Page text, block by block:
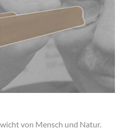
von Mensch und Natur.